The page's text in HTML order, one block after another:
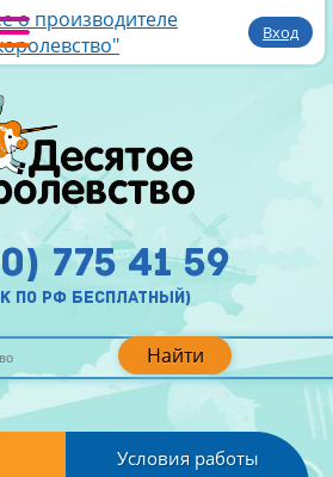
о производителе
Вход
Найти
775 41 59
по рф бесплатный)
Условия работы